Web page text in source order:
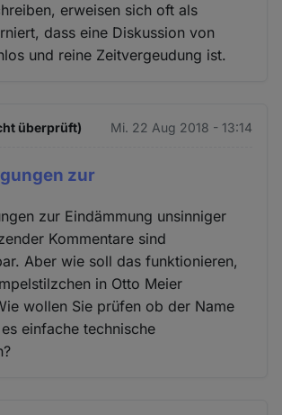
erweisen sich oft als
dass eine Diskussion von
und reine Zeitvergeudung ist.
überprüft) Mi. 22 Aug 2018 - 13:14
zur
zur Eindämmung unsinniger
Kommentare sind
Aber wie soll das funktionieren,
in Otto Meier
wollen Sie prüfen ob der Name
einfache technische